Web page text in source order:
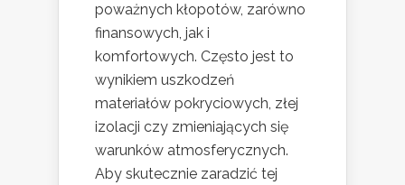
poważnych kłopotów, zarówno
finansowych, jak i
komfortowych. Często jest to
wynikiem uszkodzeń
materiałów pokryciowych, złej
izolacji czy zmieniających się
warunków atmosferycznych.
Aby skutecznie zaradzić tej